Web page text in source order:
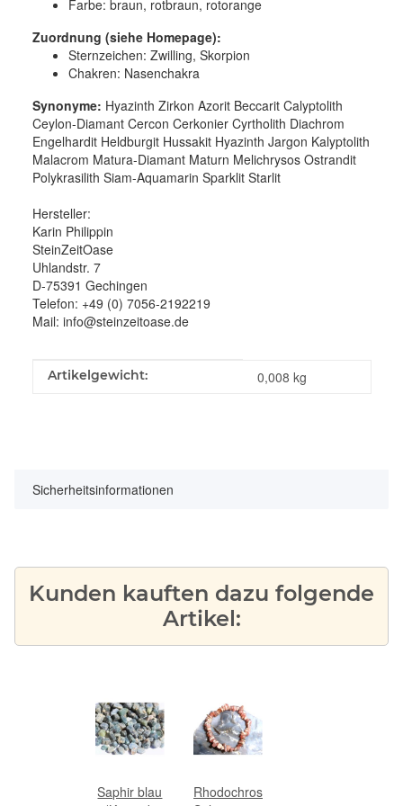
Farbe: braun, rotbraun, rotorange
Zuordnung (siehe Homepage):
Sternzeichen: Zwilling, Skorpion
Chakren: Nasenchakra
Synonyme: Hyazinth Zirkon Azorit Beccarit Calyptolith
Ceylon-Diamant Cercon Cerkonier Cyrtholith Diachrom
Engelhardit Heldburgit Hussakit Hyazinth Jargon Kalyptolith
Malacrom Matura-Diamant Maturn Melichrysos Ostrandit
Polykrasilith Siam-Aquamarin Sparklit Starlit
Hersteller:
Karin Philippin
SteinZeitOase
Uhlandstr. 7
D-75391 Gechingen
Telefon: +49 (0) 7056-2192219
Mail: info@steinzeitoase.de
Produkteigenschaft
Wert
Artikelgewicht: 0,008 kg
Sicherheitsinformationen
Kunden kauften dazu folgende
Artikel:
Saphir blau
Rhodochrosit